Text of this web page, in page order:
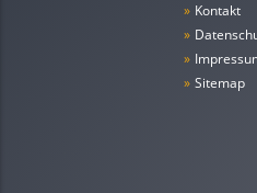
» Kontakt
»
»
» Sitemap